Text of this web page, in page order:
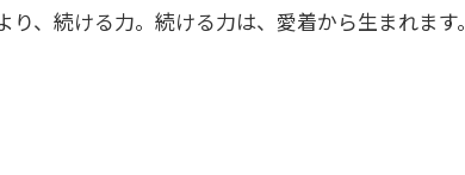
、続ける力。続ける力は、愛着から生まれます。